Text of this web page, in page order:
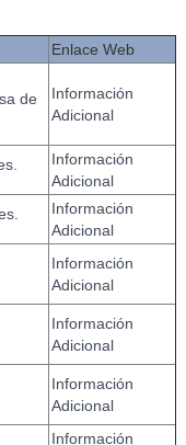
Enlace Web
de
Información
Adicional
Información
Adicional
Información
Adicional
Información
Adicional
Información
Adicional
Información
Adicional
Información